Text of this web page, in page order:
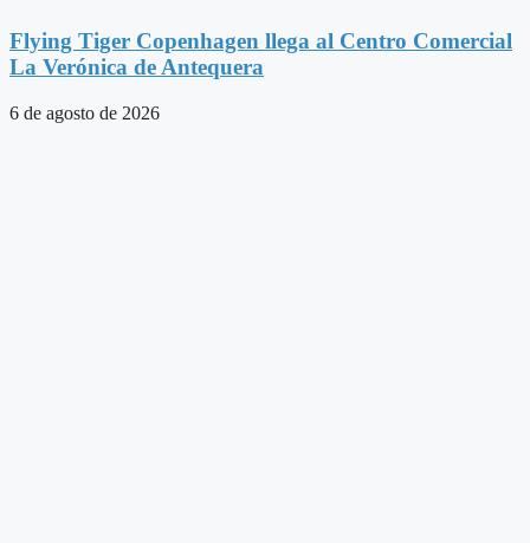
Flying Tiger Copenhagen llega al Centro Comercial
La Verónica de Antequera
6 de agosto de 2026